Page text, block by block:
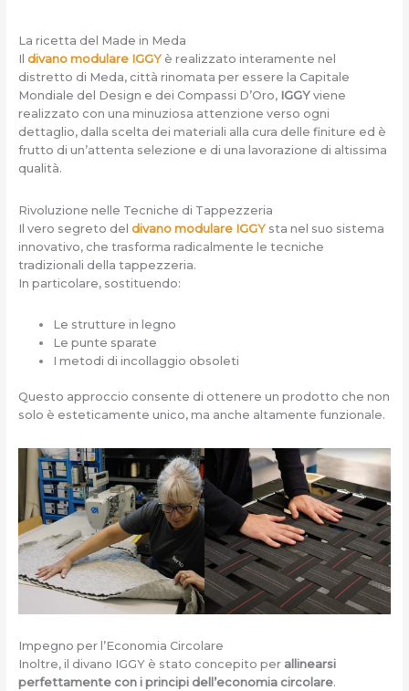
La ricetta del Made in Meda
Il divano modulare IGGYè realizzato interamente nel
distretto di Meda, città rinomata per essere la Capitale
Mondiale del Design e dei Compassi D’Oro, IGGYviene
realizzato con una minuziosa attenzione verso ogni
dettaglio, dalla scelta dei materiali alla cura delle finiture ed è
frutto di un’attenta selezione e di una lavorazione di altissima
qualità.
Rivoluzione nelle Tecniche di Tappezzeria
Il vero segreto del divano modulare IGGYsta nel suo sistema
innovativo, che trasforma radicalmente le tecniche
tradizionali della tappezzeria.
In particolare, sostituendo:
Le strutture in legno
Le punte sparate
I metodi di incollaggio obsoleti
Questo approccio consente di ottenere un prodotto che non
solo è esteticamente unico, ma anche altamente funzionale.
Impegno per l’Economia Circolare
Inoltre, il divano IGGY è stato concepito per allinearsi
perfettamente con i principi dell’economia circolare.